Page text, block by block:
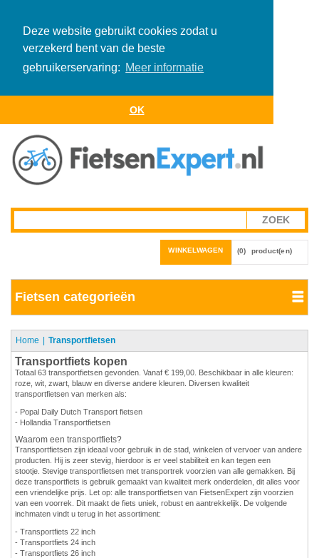
Deze website gebruikt cookies zodat u
verzekerd bent van de beste
gebruikerservaring: Meer informatie
OK
WINKELWAGEN (0) product(en)
Fietsen categorieën
Home Transportfietsen
Transportfiets kopen
Totaal 63 transportfietsen gevonden. Vanaf € 199,00. Beschikbaar in alle kleuren:
roze, wit, zwart, blauw en diverse andere kleuren. Diversen kwaliteit
transportfietsen van merken als:
- Popal Daily Dutch Transport fietsen
- Hollandia Transportfietsen
Waarom een transportfiets?
Transportfietsen zijn ideaal voor gebruik in de stad, winkelen of vervoer van andere
producten. Hij is zeer stevig, hierdoor is er veel stabiliteit en kan tegen een
stootje. Stevige transportfietsen met transportrek voorzien van alle gemakken. Bij
deze transportfiets is gebruik gemaakt van kwaliteit merk onderdelen, dit alles voor
een vriendelijke prijs. Let op: alle transportfietsen van FietsenExpert zijn voorzien
van een voorrek. Dit maakt de fiets uniek, robust en aantrekkelijk. De volgende
inchmaten vindt u terug in het assortiment:
- Transportfiets 22 inch
- Transportfiets 24 inch
- Transportfiets 26 inch